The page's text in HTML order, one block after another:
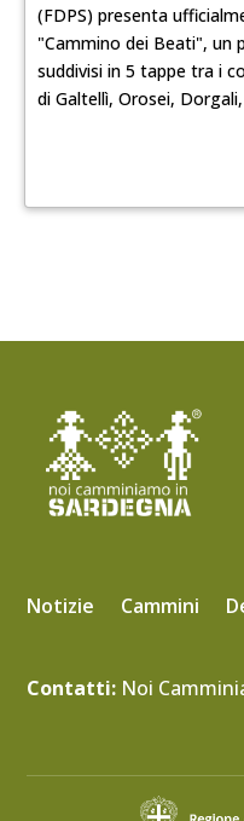
(FDPS) presenta
"Cammino dei Beati", un
suddivisi in 5 tappe tra i
di Galtellì, Orosei,
Notizie Cammini
Contatti: Noi